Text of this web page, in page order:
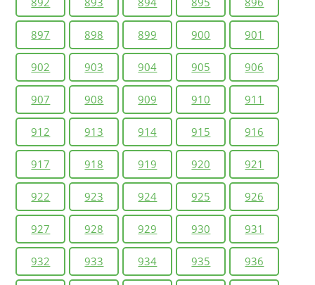
897 898 899 900 901
902 903 904 905 906
907 908 909 910 911
912 913 914 915 916
917 918 919 920 921
922 923 924 925 926
927 928 929 930 931
932 933 934 935 936